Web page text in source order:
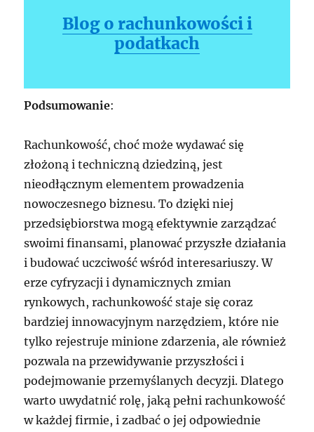
Blog o rachunkowości i
podatkach
Podsumowanie:
Rachunkowość, choć może wydawać się
złożoną i techniczną dziedziną, jest
nieodłącznym elementem prowadzenia
nowoczesnego biznesu. To dzięki niej
przedsiębiorstwa mogą efektywnie zarządzać
swoimi finansami, planować przyszłe działania
i budować uczciwość wśród interesariuszy. W
erze cyfryzacji i dynamicznych zmian
rynkowych, rachunkowość staje się coraz
bardziej innowacyjnym narzędziem, które nie
tylko rejestruje minione zdarzenia, ale również
pozwala na przewidywanie przyszłości i
podejmowanie przemyślanych decyzji. Dlatego
warto uwydatnić rolę, jaką pełni rachunkowość
w każdej firmie, i zadbać o jej odpowiednie